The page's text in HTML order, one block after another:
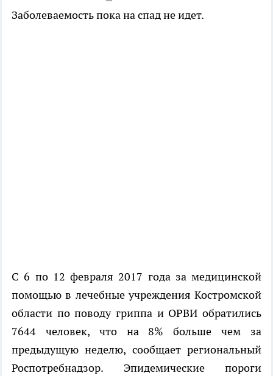
Заболеваемость пока на спад не идет.
С 6 по 12 февраля 2017 года за медицинской
помощью в лечебные учреждения Костромской
области по поводу гриппа и ОРВИ обратились
7644 человек, что на 8% больше чем за
предыдущую неделю, сообщает региональный
Роспотребнадзор. Эпидемические пороги